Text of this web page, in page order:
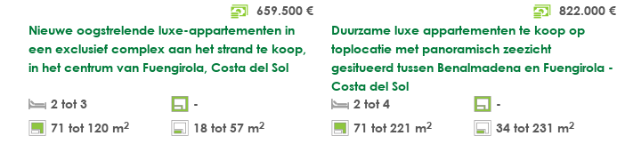
659.500 €
Nieuwe oogstrelende luxe-appartementen in
een exclusief complex aan het strand te koop,
in het centrum van Fuengirola, Costa del Sol
2 tot 3
-
71 tot 120 m2 18 tot 57 m2
822.000 €
Duurzame luxe appartementen te koop op
toplocatie met panoramisch zeezicht
gesitueerd tussen Benalmadena en Fuengirola -
Costa del Sol
2 tot 4
-
71 tot 221 m2 34 tot 231 m2